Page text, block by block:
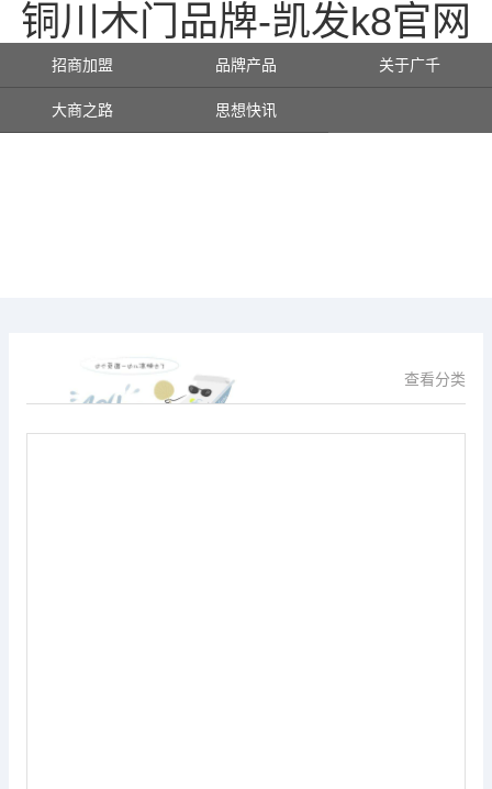
铜川木门品牌-凯发k8官网
招商加盟 品牌产品 关于广千
大商之路 思想快讯
查看分类